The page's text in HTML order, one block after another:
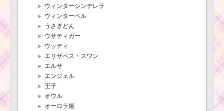
ウィンターシンデレラ
ウィンターベル
うさぎどん
ウサティガー
ウッディ
エリザベス・スワン
エルサ
エンジェル
王子
オウル
オーロラ姫